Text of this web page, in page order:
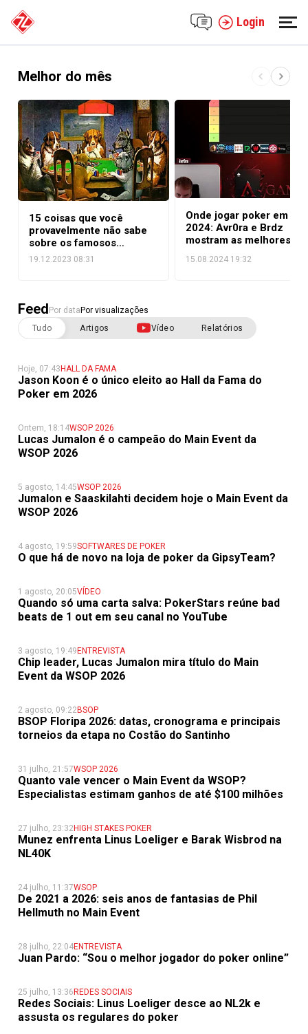
Login
Melhor do mês
15 coisas que você
provavelmente não sabe
sobre os famosos
‘Cachorros Jogando
19.12.2023 08:31
Onde jogar poker em
2024: Avr0ra e Brdz
mostram as melhores
NL50 – Parte 1
15.08.2024 19:32
Feed Por data Por visualizações
Tudo
Artigos Vídeo Relatórios
Hoje, 07:43 HALL DA FAMA
Jason Koon é o único eleito ao Hall da Fama do
Poker em 2026
Ontem, 18:14WSOP 2026
Lucas Jumalon é o campeão do Main Event da
WSOP 2026
5 agosto, 14:45WSOP 2026
Jumalon e Saaskilahti decidem hoje o Main Event da
WSOP 2026
4 agosto, 19:59SOFTWARES DE POKER
O que há de novo na loja de poker da GipsyTeam?
1 agosto, 20:05VÍDEO
Quando só uma carta salva: PokerStars reúne bad
beats de 1 out em seu canal no YouTube
3 agosto, 19:49 ENTREVISTA
Chip leader, Lucas Jumalon mira título do Main
Event da WSOP 2026
2 agosto, 09:22BSOP
BSOP Floripa 2026: datas, cronograma e principais
torneios da etapa no Costão do Santinho
31 julho, 21:57WSOP 2026
Quanto vale vencer o Main Event da WSOP?
Especialistas estimam ganhos de até $100 milhões
27 julho, 23:32HIGH STAKES POKER
Munez enfrenta Linus Loeliger e Barak Wisbrod na
NL40K
24 julho, 11:37WSOP
De 2021 a 2026: seis anos de fantasias de Phil
Hellmuth no Main Event
28 julho, 22:04ENTREVISTA
Juan Pardo: “Sou o melhor jogador do poker online”
25 julho, 13:36 REDES SOCIAIS
Redes Sociais: Linus Loeliger desce ao NL2k e
assusta os regulares do poker